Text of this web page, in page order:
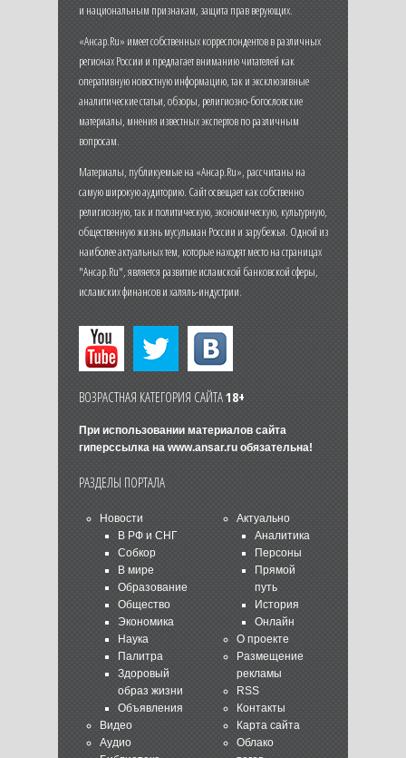
и национальным признакам, защита прав верующих.
«Ансар.Ru» имеет собственных корреспондентов в различных
регионах России и предлагает вниманию читателей как
оперативную новостную информацию, так и эксклюзивные
аналитические статьи, обзоры, религиозно-богословские
материалы, мнения известных экспертов по различным
вопросам.
Материалы, публикуемые на «Ансар.Ru», рассчитаны на
самую широкую аудиторию. Сайт освещает как собственно
религиозную, так и политическую, экономическую, культурную,
общественную жизнь мусульман России и зарубежья. Одной из
наиболее актуальных тем, которые находят место на страницах
"Ансар.Ru", является развитие исламской банковской сферы,
исламских финансов и халяль-индустрии.
ВОЗРАСТНАЯ КАТЕГОРИЯ САЙТА18+
При использовании материалов сайта
гиперссылка на www.ansar.ruобязательна!
РАЗДЕЛЫ ПОРТАЛА
Новости
В РФ и СНГ
Собкор
В мире
Образование
Общество
Экономика
Наука
Палитра
Здоровый
образ жизни
Объявления
Видео
Аудио
Актуально
Аналитика
Персоны
Прямой
путь
История
Онлайн
О проекте
Размещение
рекламы
RSS
Контакты
Карта сайта
Облако